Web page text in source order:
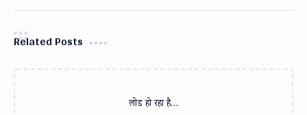
Related Posts
लोड हो रहा है…